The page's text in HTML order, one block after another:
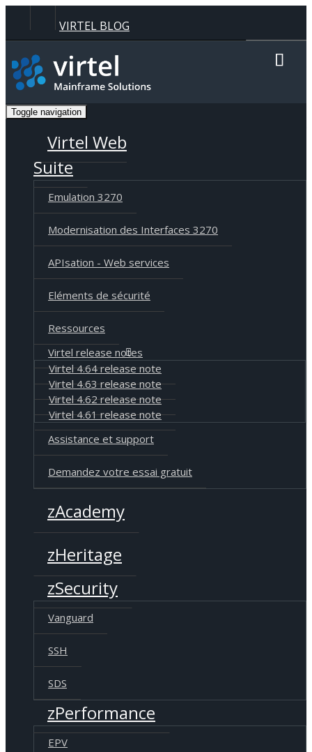
Panneau de gestion des cookies
VIRTEL BLOG
Recherche
Toggle navigation
Virtel Web
Suite
Emulation 3270
Modernisation des Interfaces 3270
APIsation - Web services
Eléments de sécurité
Ressources
Virtel release notes
Virtel 4.64 release note
Virtel 4.63 release note
Virtel 4.62 release note
Virtel 4.61 release note
Assistance et support
Demandez votre essai gratuit
zAcademy
zHeritage
zSecurity
Vanguard
SSH
SDS
zPerformance
EPV